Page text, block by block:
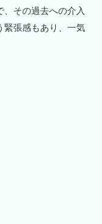
その過去への介入
緊張感もあり、一気